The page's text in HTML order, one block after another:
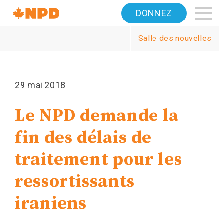
Navigation
Accueil DONNEZ
Salle des nouvelles
29 mai 2018
Le NPD demande la
fin des délais de
traitement pour les
ressortissants
iraniens